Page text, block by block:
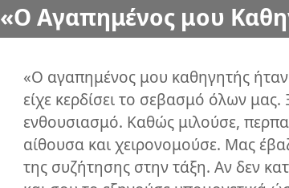
«Ο Αγαπημένος μου
«Ο αγαπημένος μου καθηγητής
είχε κερδίσει το σεβασμό όλων μας.
ενθουσιασμό. Καθώς μιλούσε,
αίθουσα και χειρονομούσε. Μας
της συζήτησης στην τάξη. Αν δεν